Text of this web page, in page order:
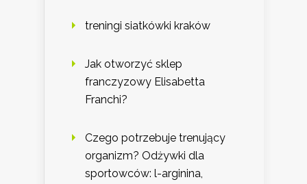
treningi siatkówki kraków
Jak otworzyć sklep
franczyzowy Elisabetta
Franchi?
Czego potrzebuje trenujący
organizm? Odżywki dla
sportowców: l-arginina,